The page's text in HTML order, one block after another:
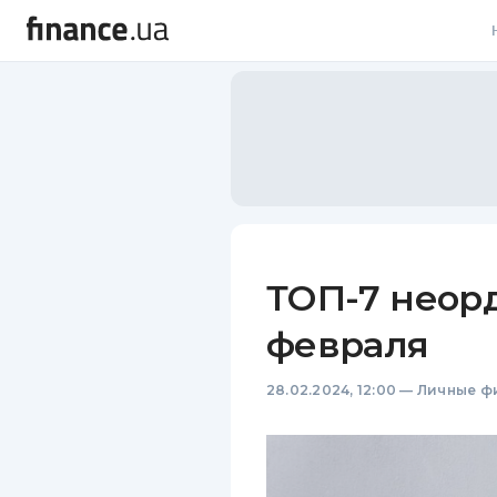
ТОП-7
февраля
28.02.2024, 12:00 — Личные